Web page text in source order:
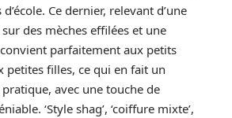
Ce dernier, relevant d’une
des mèches effilées et une
parfaitement aux petits
petites filles, ce qui en fait un
avec une touche de
‘Style shag’, ‘coiffure mixte’,